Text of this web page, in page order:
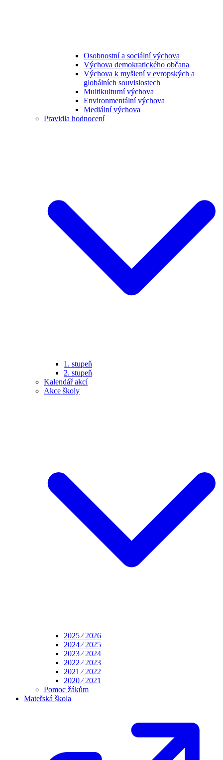
Osobnostní a sociální výchova
Výchova demokratického občana
Výchova k myšlení v evropských a
globálních souvislostech
Multikulturní výchova
Environmentální výchova
Mediální výchova
Pravidla hodnocení
1. stupeň
2. stupeň
Kalendář akcí
Akce školy
2025 ⁄ 2026
2024 ⁄ 2025
2023 ⁄ 2024
2022 ⁄ 2023
2021 ⁄ 2022
2020 ⁄ 2021
Pomoc žákům
Mateřská škola